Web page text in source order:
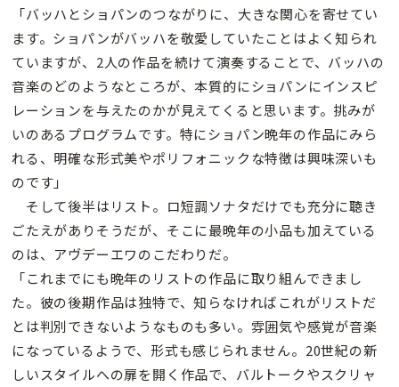
「バッハとショパンのつながりに、大きな関心を寄せてい
ます。ショパンがバッハを敬愛していたことはよく知られ
ていますが、2人の作品を続けて演奏することで、バッハの
音楽のどのようなところが、本質的にショパンにインスピ
レーションを与えたのかが見えてくると思います。挑みが
いのあるプログラムです。特にショパン晩年の作品にみら
れる、明確な形式美やポリフォニックな特徴は興味深いも
のです」
そして後半はリスト。ロ短調ソナタだけでも充分に聴き
ごたえがありそうだが、そこに最晩年の小品も加えている
のは、アヴデーエワのこだわりだ。
「これまでにも晩年のリストの作品に取り組んできまし
た。彼の後期作品は独特で、知らなければこれがリストだ
とは判別できないようなものも多い。雰囲気や感覚が音楽
になっているようで、形式も感じられません。20世紀の新
しいスタイルへの扉を開く作品で、バルトークやスクリャ